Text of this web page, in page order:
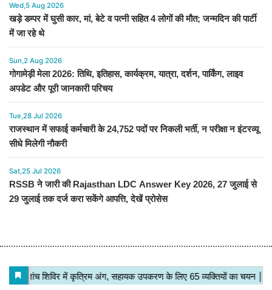
Wed,5 Aug 2026
खड़े डम्पर में घुसी कार, मां, बेटे व पत्नी सहित 4 लोगों की मौत; जन्मदिन की पार्टी
में जा रहे थे
Sun,2 Aug 2026
गोगामेड़ी मेला 2026: तिथि, इतिहास, कार्यक्रम, यात्रा, दर्शन, पार्किंग, लाइव
अपडेट और पूरी जानकारी परिचय
Tue,28 Jul 2026
राजस्थान में सफाई कर्मचारी के 24,752 पदों पर निकली भर्ती, न परीक्षा न इंटरव्यू
सीधे मिलेगी नौकरी
Sat,25 Jul 2026
RSSB ने जारी की Rajasthan LDC Answer Key 2026, 27 जुलाई से
29 जुलाई तक दर्ज करा सकेंगे आपत्ति, देखें प्रोसेस